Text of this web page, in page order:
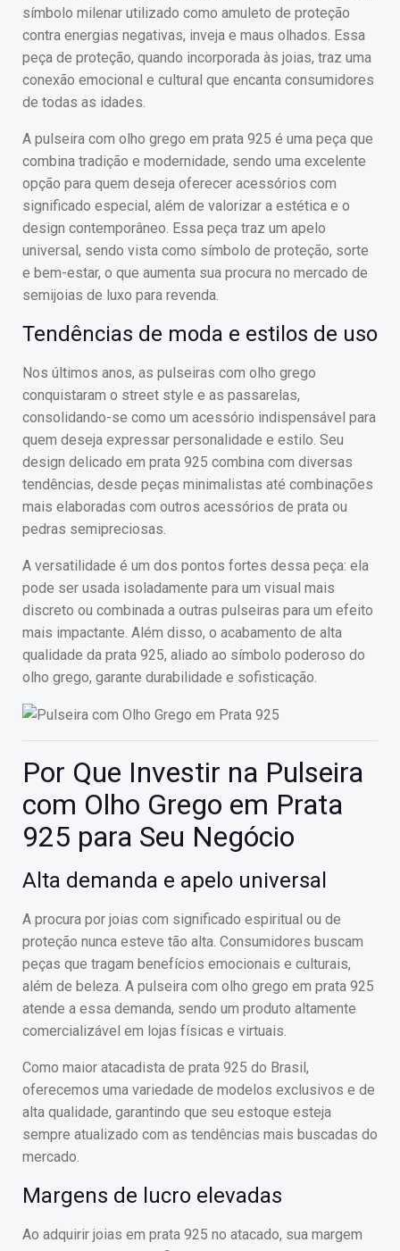
símbolo milenar utilizado como amuleto de proteção
contra energias negativas, inveja e maus olhados. Essa
peça de proteção, quando incorporada às joias, traz uma
conexão emocional e cultural que encanta consumidores
de todas as idades.
A pulseira com olho grego em prata 925 é uma peça que
combina tradição e modernidade, sendo uma excelente
opção para quem deseja oferecer acessórios com
significado especial, além de valorizar a estética e o
design contemporâneo. Essa peça traz um apelo
universal, sendo vista como símbolo de proteção, sorte
e bem-estar, o que aumenta sua procura no mercado de
semijoias de luxo para revenda.
Tendências de moda e estilos de uso
Nos últimos anos, as pulseiras com olho grego
conquistaram o street style e as passarelas,
consolidando-se como um acessório indispensável para
quem deseja expressar personalidade e estilo. Seu
design delicado em prata 925 combina com diversas
tendências, desde peças minimalistas até combinações
mais elaboradas com outros acessórios de prata ou
pedras semipreciosas.
A versatilidade é um dos pontos fortes dessa peça: ela
pode ser usada isoladamente para um visual mais
discreto ou combinada a outras pulseiras para um efeito
mais impactante. Além disso, o acabamento de alta
qualidade da prata 925, aliado ao símbolo poderoso do
olho grego, garante durabilidade e sofisticação.
Por Que Investir na Pulseira
com Olho Grego em Prata
925 para Seu Negócio
Alta demanda e apelo universal
A procura por joias com significado espiritual ou de
proteção nunca esteve tão alta. Consumidores buscam
peças que tragam benefícios emocionais e culturais,
além de beleza. A pulseira com olho grego em prata 925
atende a essa demanda, sendo um produto altamente
comercializável em lojas físicas e virtuais.
Como maior atacadista de prata 925 do Brasil,
oferecemos uma variedade de modelos exclusivos e de
alta qualidade, garantindo que seu estoque esteja
sempre atualizado com as tendências mais buscadas do
mercado.
Margens de lucro elevadas
Ao adquirir joias em prata 925 no atacado, sua margem